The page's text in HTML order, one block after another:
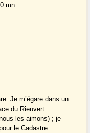
mn.
Je m’égare dans un
du Rieuvert
les aimons) ; je
le Cadastre